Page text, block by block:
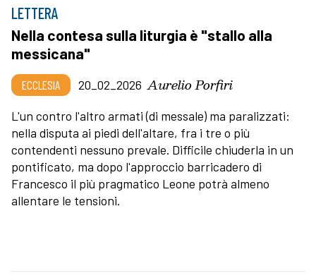
LETTERA
Nella contesa sulla liturgia è "stallo alla
messicana"
ECCLESIA 20_02_2026 Aurelio Porfiri
L'un contro l'altro armati (di messale) ma paralizzati:
nella disputa ai piedi dell'altare, fra i tre o più
contendenti nessuno prevale. Difficile chiuderla in un
pontificato, ma dopo l'approccio barricadero di
Francesco il più pragmatico Leone potrà almeno
allentare le tensioni.